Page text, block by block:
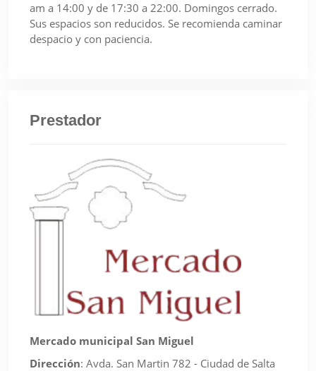
am a 14:00 y de 17:30 a 22:00. Domingos cerrado.
Sus espacios son reducidos. Se recomienda caminar
despacio y con paciencia.
Prestador
Mercado municipal San Miguel
Dirección: Avda. San Martin 782 - Ciudad de Salta